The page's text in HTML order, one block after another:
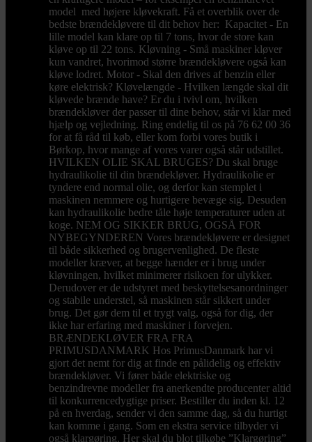
model med højere kløvekraft. Få et overblik over de
bedste brændekløvere til dit behov her: Kapacitet - En
lille model kan klare op til 7 tons, hvor de store kan
kløve op til 22 tons. Kløvning - Små maskiner kløver
kun vandret, hvorimod større brændekløvere også kan
kløve lodret. Motor - Skal den drives af benzin eller
køre elektrisk? Kløvelængde - Hvilken længde skal dit
kløvede brænde have? Er du i tvivl om, hvilken
brændekløver der passer til dine behov, står vi klar med
hjælp og vejledning. Ring endelig til os på 76 62 00 36
for at få råd til køb, eller kom forbi vores butik i
Børkop, hvor mange af vores varer også står udstillet.
HVILKEN OLIE SKAL BRUGES? Du skal bruge
hydraulikolie til din brændekløver. Hydraulikolie er
tyndere end normal olie, og derfor kan stemplet i
maskinen nemmere og hurtigere bevæge sig. Desuden
kan hydraulikolie bedre tåle høje temperaturer uden at
koge. NEM OG SIKKER BRUG, OGSÅ FOR
NYBEGYNDEREN Vores brændekløvere er designet
til både sikkerhed og brugervenlighed. De fleste
modeller kræver, at begge hænder er i brug under
kløvningen, hvilket minimerer risikoen for ulykker.
Derudover er de udstyret med beskyttelsesanordninger
og stabile understel, så maskinen står sikkert under
brug. Det gør dem til et trygt valg, også for dig, der
ikke har erfaring med maskiner i forvejen.
BRÆNDEKLØVER FRA FRA
PRIMUSDANMARK Hos PrimusDanmark har vi
gjort det nemt for dig at finde en pålidelig og effektiv
brændekløver. Vi fører både elektriske og
benzindrevne modeller fra anerkendte producenter altid
til konkurrencedygtige priser. Bestiller du inden kl. 12
på en hverdag, sender vi den samme dag, så du hurtigt
kan komme i gang. Som en ekstra service tilbyder vi
også klargøring. Her skal du blot tilkøbe ”Klargøring”